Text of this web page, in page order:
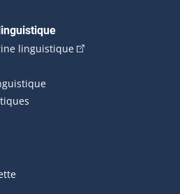
linguistique(Cet hyperlien